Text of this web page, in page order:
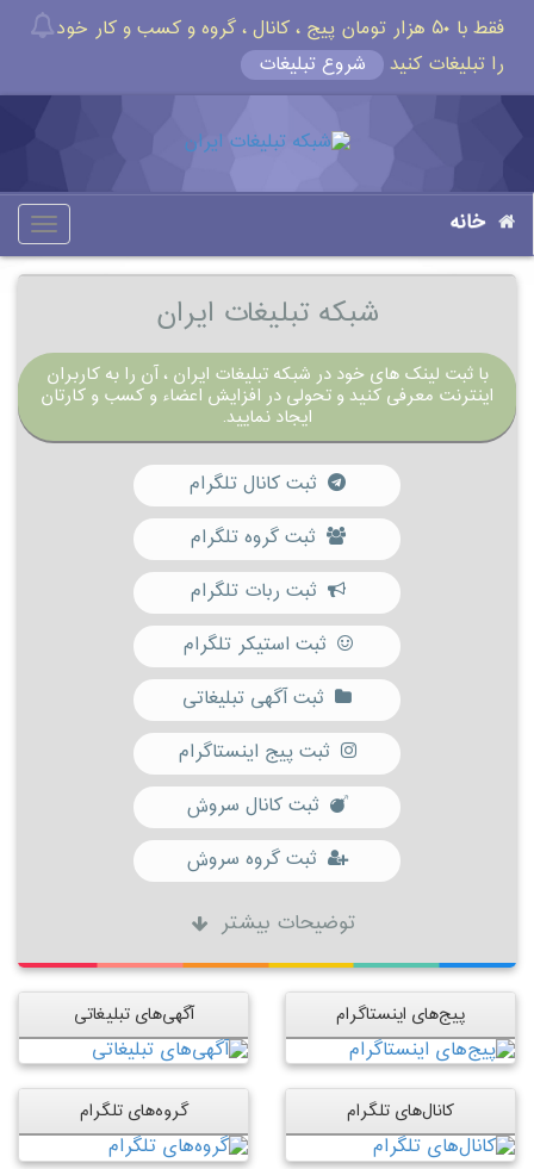
فقط با ۵۰ هزار تومان پیج ، کانال ، گروه و کسب و کار خود
را تبلیغات کنید
شروع تبلیغات
خانه
شبکه تبلیغات ایران
با ثبت لینک های خود در شبکه تبلیغات ایران ، آن را به کاربران
اینترنت معرفی کنید و تحولی در افزایش اعضاء و کسب و کارتان
ایجاد نمایید.
ثبت کانال تلگرام
ثبت گروه تلگرام
ثبت ربات تلگرام
ثبت استیکر تلگرام
ثبت آگهی تبلیغاتی
ثبت پیج اینستاگرام
ثبت کانال سروش
ثبت گروه سروش
توضیحات بیشتر
پیج‌های اینستاگرام آگهی‌های تبلیغاتی
کانال‌های تلگرام گروه‌های تلگرام